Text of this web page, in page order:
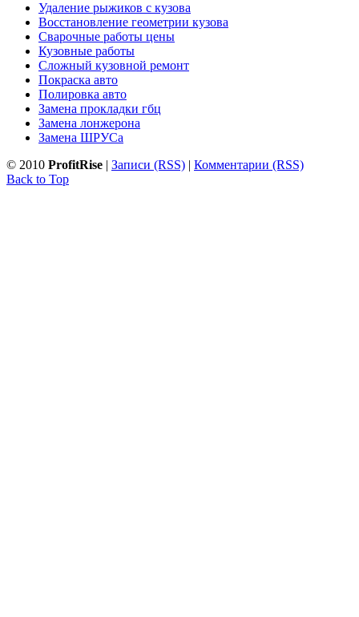
Удаление рыжиков с кузова
Восстановление геометрии кузова
Сварочные работы цены
Кузовные работы
Сложный кузовной ремонт
Покраска авто
Полировка авто
Замена прокладки гбц
Замена лонжерона
Замена ШРУСа
© 2010 ProfitRise | Записи (RSS) | Комментарии (RSS)
Back to Top